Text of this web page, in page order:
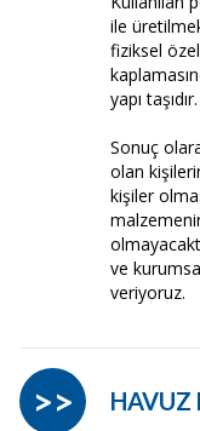
ile
fiziksel
yapı taşıdır.
Sonuç
olan
kişiler
ve
veriyoruz.
HAVUZ
>>